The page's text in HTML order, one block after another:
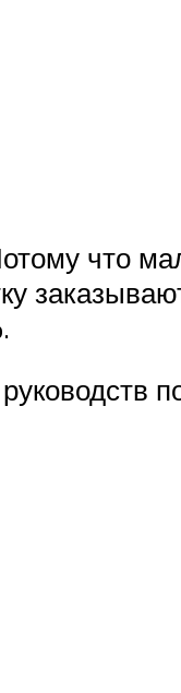
что